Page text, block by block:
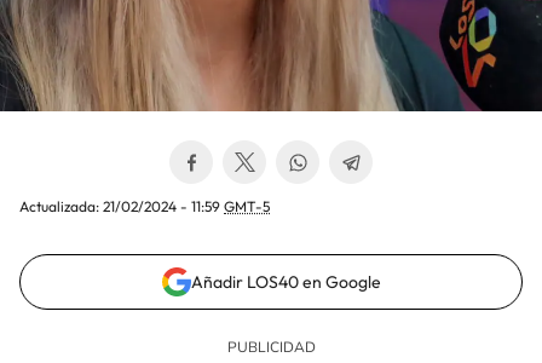
Actualizada: 21/02/2024 - 11:59 GMT-5
Añadir LOS40 en Google